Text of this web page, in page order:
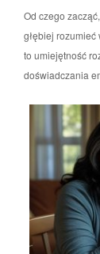
Od czego
głębiej
to umiejętność
doświadczania